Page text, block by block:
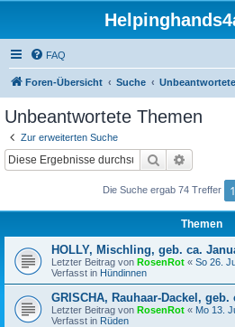
FAQ
Foren-Übersicht Suche
Unbeantwortete Themen
Zur erweiterten Suche
Suche
Die Suche ergab 74 Treffer 1
Themen
HOLLY, Mischling, geb. ca.
Letzter Beitrag von RosenRot « So 26.
Verfasst in Hündinnen
GRISCHA, Rauhaar-Dackel, geb.
Letzter Beitrag von RosenRot « Mo 13.
Verfasst in Rüden